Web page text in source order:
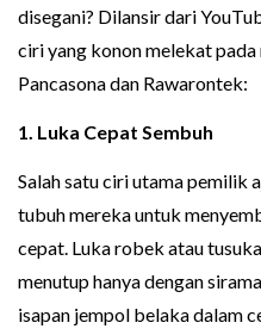
disegani? Dilansir dari
ciri yang konon melekat
Pancasona dan Rawarontek:
1. Luka Cepat Sembuh
Salah satu ciri utama pemilik
tubuh mereka untuk
cepat. Luka robek atau
menutup hanya dengan
isapan jempol belaka dalam